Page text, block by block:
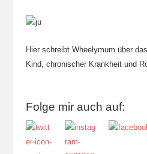
Hier schreibt Wheelymum über
Kind, chronischer Krankheit und
Folge mir auch auf: